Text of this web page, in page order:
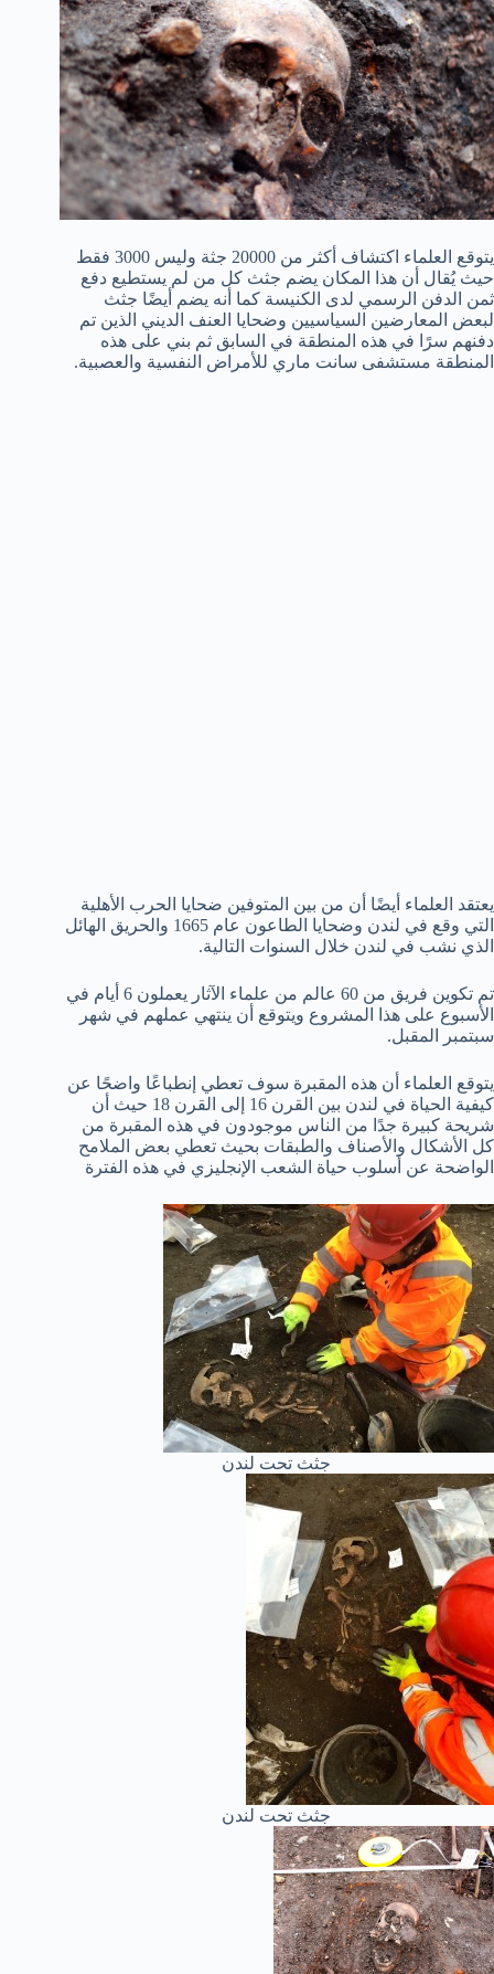
يتوقع العلماء اكتشاف أكثر من 20000 جثة وليس 3000 فقط
حيث يُقال أن هذا المكان يضم جثث كل من لم يستطيع دفع
ثمن الدفن الرسمي لدى الكنيسة كما أنه يضم أيضًا جثث
لبعض المعارضين السياسيين وضحايا العنف الديني الذين تم
دفنهم سرًا في هذه المنطقة في السابق ثم بني على هذه
المنطقة مستشفى سانت ماري للأمراض النفسية والعصبية.
يعتقد العلماء أيضًا أن من بين المتوفين ضحايا الحرب الأهلية
التي وقع في لندن وضحايا الطاعون عام 1665 والحريق الهائل
الذي نشب في لندن خلال السنوات التالية.
تم تكوين فريق من 60 عالم من علماء الآثار يعملون 6 أيام في
الأسبوع على هذا المشروع ويتوقع أن ينتهي عملهم في شهر
سبتمبر المقبل.
يتوقع العلماء أن هذه المقبرة سوف تعطي إنطباعًا واضحًا عن
كيفية الحياة في لندن بين القرن 16 إلى القرن 18 حيث أن
شريحة كبيرة جدًا من الناس موجودون في هذه المقبرة من
كل الأشكال والأصناف والطبقات بحيث تعطي بعض الملامح
الواضحة عن أسلوب حياة الشعب الإنجليزي في هذه الفترة
جثث تحت لندن
جثث تحت لندن